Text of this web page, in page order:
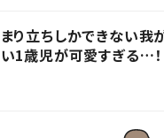
り立ちしかできない
1歳児が可愛すぎる…！